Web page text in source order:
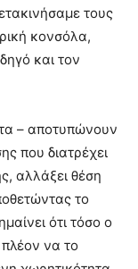
τους
κονσόλα,
και τον
– αποτυπώνουν
που διατρέχει
αλλάξει θέση
το
ότι τόσο ο
να το